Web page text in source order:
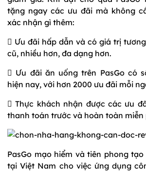
tặng ngay các ưu đãi mà không
xác nhận gì thêm:
 Ưu đãi hấp dẫn và có giá trị
cũ, nhiều hơn, đa dạng hơn.
 Ưu đãi ăn uống trên PasGo có
hiện nay, với hơn 2000 ưu đãi mỗi
 Thực khách nhận được các ưu
thanh toán trước và hoàn toàn miễn
PasGo mạo hiểm và tiên phong
tại Việt Nam cho việc ứng dụng